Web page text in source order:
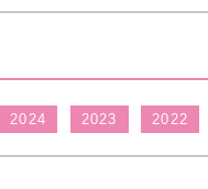
2024 2023 2022